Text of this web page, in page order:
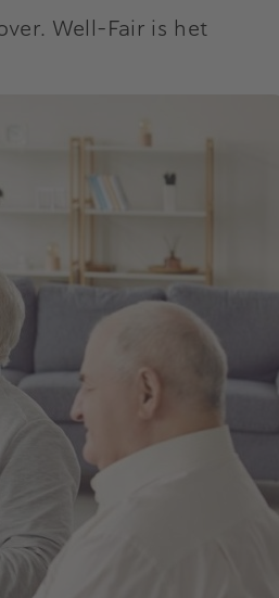
Well-Fair is het